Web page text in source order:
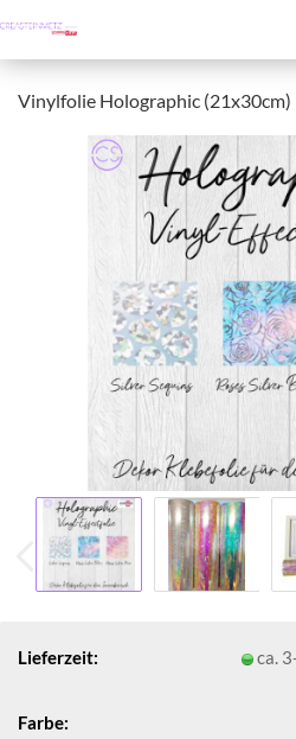
Vinylfolie Holographic (21x30cm)
Lieferzeit: ca.
Farbe: